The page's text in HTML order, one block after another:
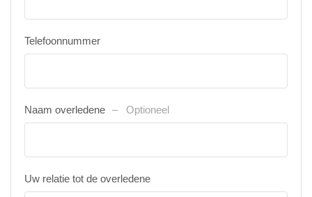
Telefoonnummer
Naam overledene Optioneel
Uw relatie tot de overledene